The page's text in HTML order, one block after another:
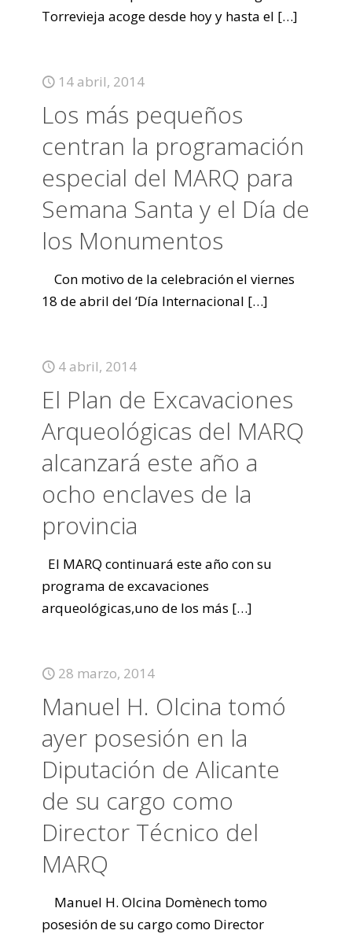
Torrevieja acoge desde hoy y hasta el […]
14 abril, 2014
Los más pequeños
centran la programación
especial del MARQ para
Semana Santa y el Día de
los Monumentos
Con motivo de la celebración el viernes
18 de abril del ‘Día Internacional […]
4 abril, 2014
El Plan de Excavaciones
Arqueológicas del MARQ
alcanzará este año a
ocho enclaves de la
provincia
El MARQ continuará este año con su
programa de excavaciones
arqueológicas,uno de los más […]
28 marzo, 2014
Manuel H. Olcina tomó
ayer posesión en la
Diputación de Alicante
de su cargo como
Director Técnico del
MARQ
Manuel H. Olcina Domènech tomo
posesión de su cargo como Director